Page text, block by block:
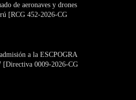
de aeronaves y drones
[RCG 452-2026-CG
a la ESCPOGRA
[Directiva 0009-2026-CG